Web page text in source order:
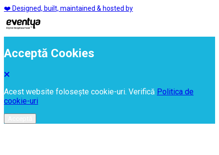
❤️ Designed, built, maintained & hosted by
Acceptă Cookies
Acest website folosește cookie-uri. Verifică Politica de
cookie-uri